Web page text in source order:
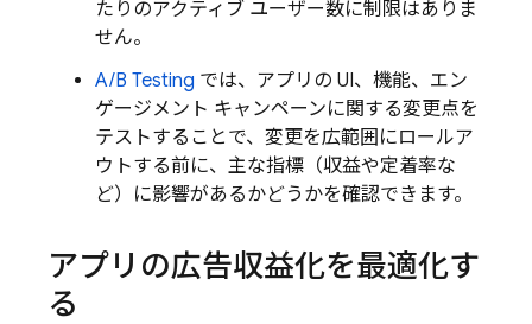
たりのアクティブ ユーザー数に制限はありま
せん。
A/B Testing では、アプリの UI、機能、エン
ゲージメント キャンペーンに関する変更点を
テストすることで、変更を広範囲にロールア
ウトする前に、主な指標（収益や定着率な
ど）に影響があるかどうかを確認できます。
アプリの広告収益化を最適化す
る